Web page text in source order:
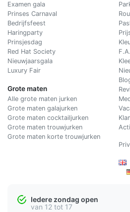
Examen gala
Prinses Carnaval
Bedrijfsfeest
Haringparty
Prinsjesdag
Red Hat Society
Nieuwjaarsgala
Luxury Fair
Grote maten
Alle grote maten jurken
Grote maten galajurken
Grote maten cocktailjurken
Grote maten trouwjurken
Grote maten korte trouwjurken
Iedere zondag open
van 12 tot 17